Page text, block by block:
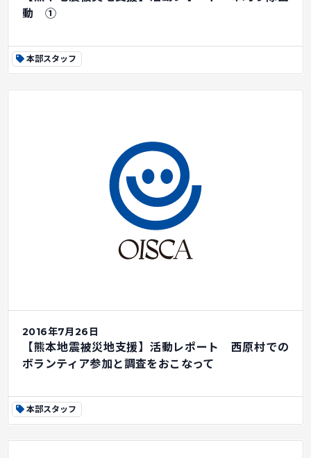
動 ①
本部スタッフ
2016年7月26日
【熊本地震被災地支援】活動レポート 西原村での
ボランティア参加と調査をおこなって
本部スタッフ